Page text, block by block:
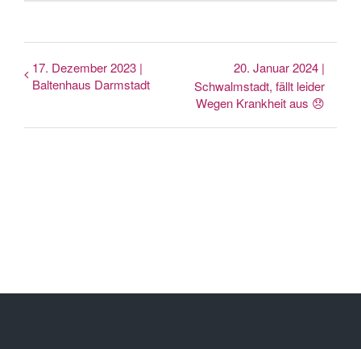
17. Dezember 2023 |
Baltenhaus Darmstadt
20. Januar 2024 |
Schwalmstadt, fällt leider
Wegen Krankheit aus 😞